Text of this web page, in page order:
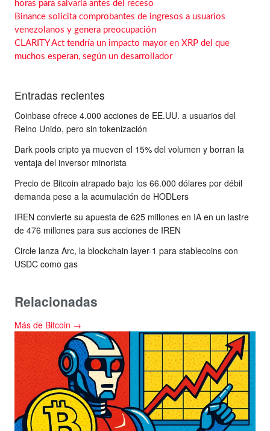
horas para salvarla antes del receso
Binance solicita comprobantes de ingresos a usuarios
venezolanos y genera preocupación
CLARITY Act tendría un impacto mayor en XRP del que
muchos esperan, según un desarrollador
Entradas recientes
Coinbase ofrece 4.000 acciones de EE.UU. a usuarios del
Reino Unido, pero sin tokenización
Dark pools cripto ya mueven el 15% del volumen y borran la
ventaja del inversor minorista
Precio de Bitcoin atrapado bajo los 66.000 dólares por débil
demanda pese a la acumulación de HODLers
IREN convierte su apuesta de 625 millones en IA en un lastre
de 476 millones para sus acciones de IREN
Circle lanza Arc, la blockchain layer-1 para stablecoins con
USDC como gas
Relacionadas
Más de Bitcoin →